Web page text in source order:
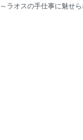
～ラオスの手仕事に魅せ